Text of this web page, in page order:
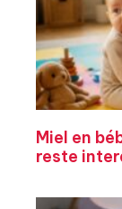
Miel en
reste